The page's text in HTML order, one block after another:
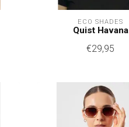
ECO SHADES
Quist Havana
€29,95